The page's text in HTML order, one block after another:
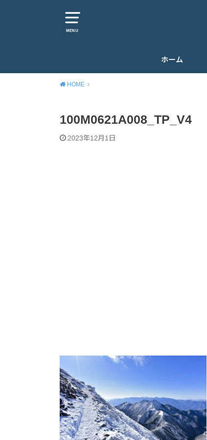
MENU
ホーム
HOME
100M0621A008_TP_V4
2023年12月1日